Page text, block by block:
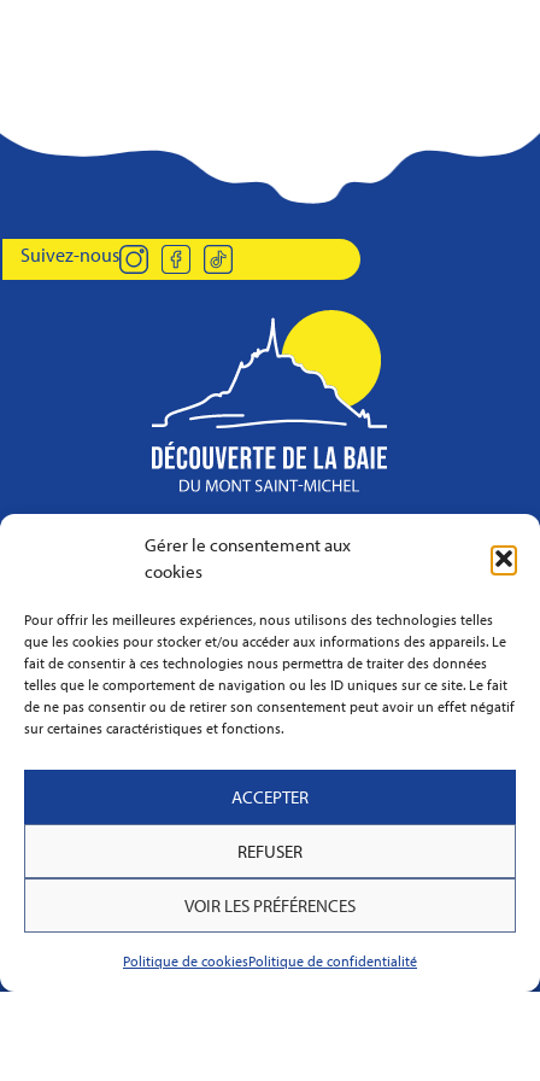
Gérer le consentement aux
cookies
Pour offrir les meilleures expériences, nous utilisons des technologies telles
que les cookies pour stocker et/ou accéder aux informations des appareils. Le
fait de consentir à ces technologies nous permettra de traiter des données
telles que le comportement de navigation ou les ID uniques sur ce site. Le fait
de ne pas consentir ou de retirer son consentement peut avoir un effet négatif
sur certaines caractéristiques et fonctions.
ACCEPTER
REFUSER
VOIR LES PRÉFÉRENCES
Politique de cookiesPolitique de confidentialité
Suivez-nous
La Maison du Guide, 1 rue Montoise - 50530
GENETS France métropolitaine
Nous contacter
Anglais